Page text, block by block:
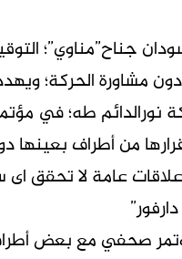
جناح”مناوي”؛
دون مشاورة الحركة؛
نورالدائم طه؛ في
من أطراف بعينها
عامة لا تحقق
صحفي مع بعض